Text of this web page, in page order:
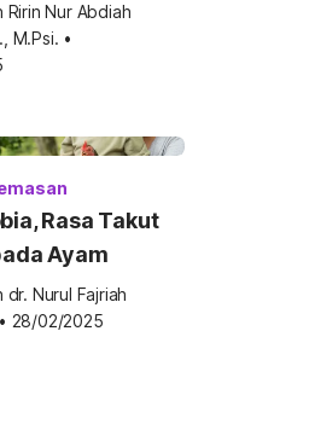
Ririn Nur Abdiah
M.Psi. •
Rasa Takut
Ayam
dr. Nurul Fajriah
• 28/02/2025